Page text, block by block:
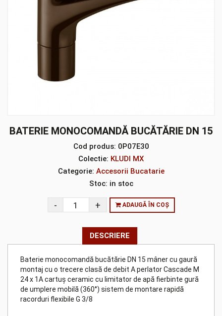
BATERIE MONOCOMANDĂ BUCĂTĂRIE DN 15
Cod produs: 0P07E30
Colectie: KLUDI MX
Categorie: Accesorii Bucatarie
Stoc: in stoc
ADAUGĂ ÎN COȘ
DESCRIERE
Baterie monocomandă bucătărie DN 15 mâner cu gaură
montaj cu o trecere clasă de debit A perlator Cascade M
24 x 1A cartuş ceramic cu limitator de apă fierbinte gură
de umplere mobilă (360°) sistem de montare rapidă
racorduri flexibile G 3/8